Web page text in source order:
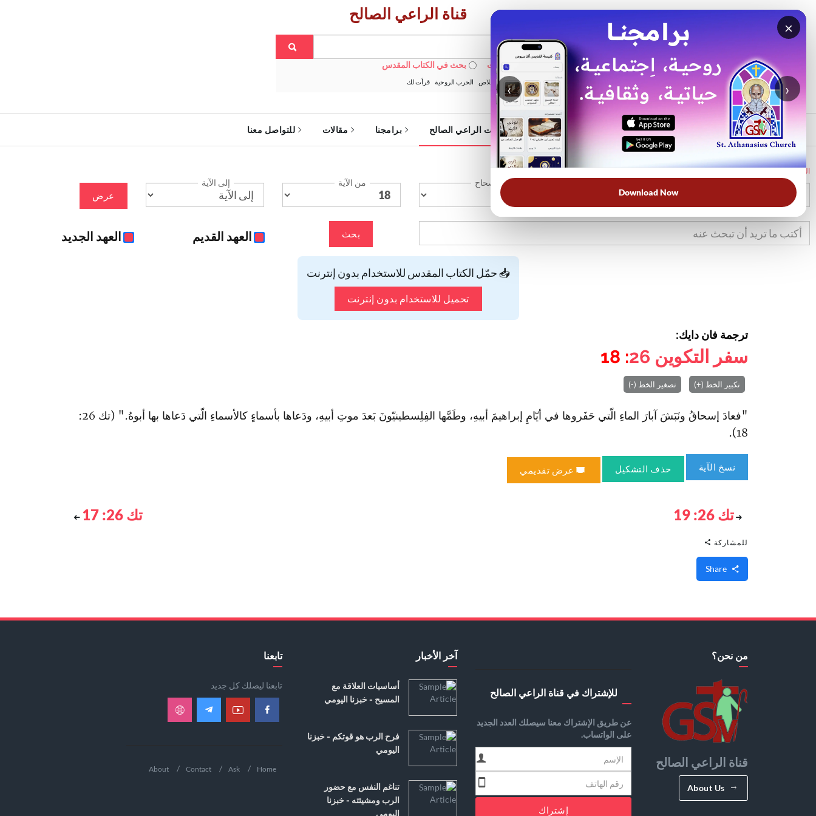
×
‹ ›
Download Now
قناة الراعي الصالح
بحث في الويبسايت بحث في الكتاب المقدس
الأكثر بحثًا: خبزنا اليومي الخلاص الحرب الروحية قرأت لك
الرئيسية خدمات الراعي الصالح برامجنا مقالات للتواصل معنا
الرئيسية
الإصحاح من الآية إلى الآية
عرض
بحث العهد القديم العهد الجديد
📥 حمّل الكتاب المقدس للاستخدام بدون إنترنت
تحميل للاستخدام بدون إنترنت
ترجمة فان دايك:
سفر التكوين 26
: 18
تكبير الخط (+) تصغير الخط (-)
"فعادَ إسحاقُ ونَبَشَ آبارَ الماءِ الّتي حَفَروها في أيّامِ إبراهيمَ أبيهِ، وطَمَّها الفِلِسطينيّونَ بَعدَ موتِ أبيهِ، ودَعاها بأسماءٍ كالأسماءِ الّتي دَعاها بها أبوهُ." (تك 26:
18).
نسخ الآية حذف التشكيل عرض تقديمي
تك 26: 19 تك 26: 17
للمشاركة
من نحن؟
قناة الراعي الصالح
About Us
للإشتراك في قناة الراعي الصالح
عن طريق الإشتراك معنا سيصلك العدد الجديد
على الواتساب.
إشتراك
آخر الأخبار
أساسيات العلاقة مع
المسيح - خبزنا اليومي
فرح الرب هو قوتكم - خبزنا
اليومي
تناغم النفس مع حضور
الرب ومشيئته - خبزنا
اليومي
تابعنا
تابعنا ليصلك كل جديد
Home
Ask
Contact
About